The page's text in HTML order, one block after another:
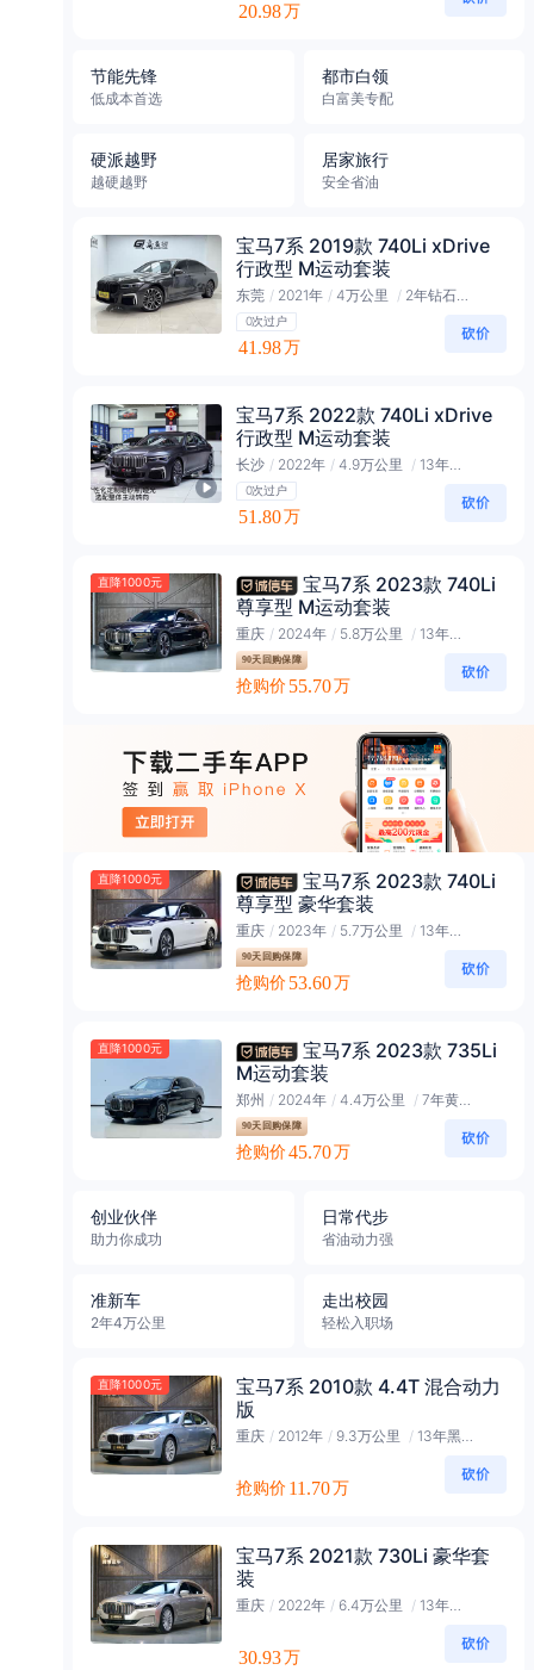
20.98万
节能先锋
低成本首选
都市白领
白富美专配
硬派越野
越硬越野
居家旅行
安全省油
宝马7系 2019款 740Li xDrive
行政型 M运动套装
东莞 / 2021年 / 4万公里 / 2年钻石会员
0次过户
41.98万
宝马7系 2022款 740Li xDrive
行政型 M运动套装
长沙 / 2022年 / 4.9万公里 / 13年钻石会员
0次过户
51.80万
直降1000元
宝马7系 2023款 740Li
尊享型 M运动套装
重庆 / 2024年 / 5.8万公里 / 13年黑金会员
90天回购保障
抢购价55.70万
直降1000元
宝马7系 2023款 740Li
尊享型 豪华套装
重庆 / 2023年 / 5.7万公里 / 13年黑金会员
90天回购保障
抢购价53.60万
直降1000元
宝马7系 2023款 735Li
M运动套装
郑州 / 2024年 / 4.4万公里 / 7年黄金会员
90天回购保障
抢购价45.70万
创业伙伴
助力你成功
日常代步
省油动力强
准新车
2年4万公里
走出校园
轻松入职场
直降1000元
宝马7系 2010款 4.4T 混合动力
版
重庆 / 2012年 / 9.3万公里 / 13年黑金会员
抢购价11.70万
宝马7系 2021款 730Li 豪华套
装
重庆 / 2022年 / 6.4万公里 / 13年黑金会员
30.93万